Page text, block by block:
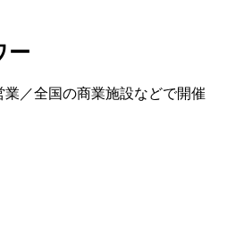
ー
業／全国の商業施設などで開催